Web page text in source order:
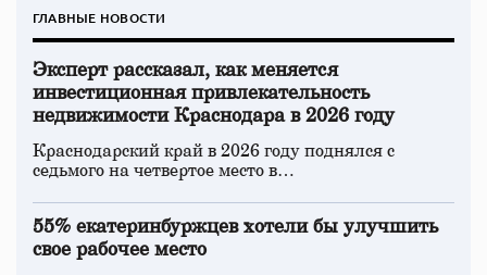
ГЛАВНЫЕ НОВОСТИ
Эксперт рассказал, как меняется
инвестиционная привлекательность
недвижимости Краснодара в 2026 году
Краснодарский край в 2026 году поднялся с
седьмого на четвертое место в…
55% екатеринбуржцев хотели бы улучшить
свое рабочее место